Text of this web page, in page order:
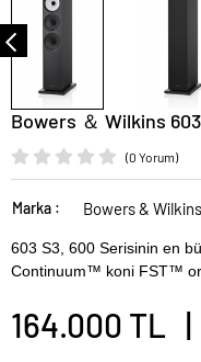
Bowers ＆ Wilkins
(0 Yorum)
Marka : Bowers & Wilkins
603 S3, 600 Serisinin en
Continuum™ koni FST™
164.000 TL |